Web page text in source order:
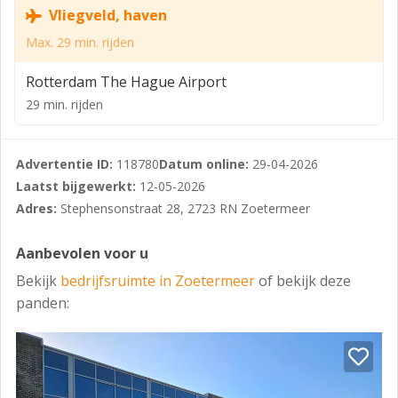
Deze centrale ligging maakt de locatie ideaal voor
zowel werknemers als bezoekers.
Gemeente : Zegwaard
Nummer : 519 + 520
Bouwjaar: 1985
De bestemming van de Stephensonstraat 28 is
"bedrijventerrein".
Bestemmingsplan : Noordelijke Bedrijventerreinen
Planstatus : onherroepelijk 20-09-2013
Overheid : gemeente Zoetermeer
Vliegveld, haven
Max. 29 min. rijden
Rotterdam The Hague Airport
29 min. rijden
Advertentie ID: 118780Datum online: 29-04-2026
Laatst bijgewerkt: 12-05-2026
Adres: Stephensonstraat 28, 2723 RN Zoetermeer
Aanbevolen voor u
Bekijk bedrijfsruimte in Zoetermeerof bekijk deze
panden: